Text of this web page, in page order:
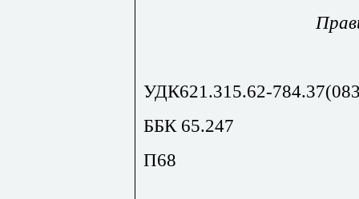
УДК621.315.62-
ББК 65.247
П68